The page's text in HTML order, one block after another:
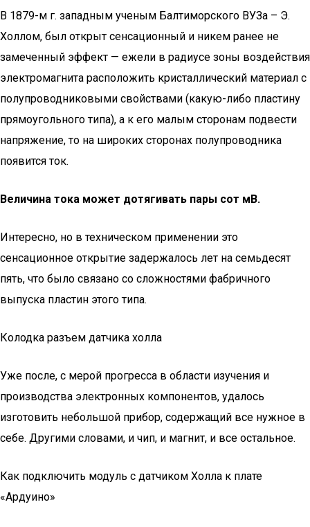
В 1879-м г. западным ученым Балтиморского ВУЗа – Э.
Холлом, был открыт сенсационный и никем ранее не
замеченный эффект — ежели в радиусе зоны воздействия
электромагнита расположить кристаллический материал с
полупроводниковыми свойствами (какую-либо пластину
прямоугольного типа), а к его малым сторонам подвести
напряжение, то на широких сторонах полупроводника
появится ток.
Величина тока может дотягивать пары сот мВ.
Интересно, но в техническом применении это
сенсационное открытие задержалось лет на семьдесят
пять, что было связано со сложностями фабричного
выпуска пластин этого типа.
Колодка разъем датчика холла
Уже после, с мерой прогресса в области изучения и
производства электронных компонентов, удалось
изготовить небольшой прибор, содержащий все нужное в
себе. Другими словами, и чип, и магнит, и все остальное.
Как подключить модуль с датчиком Холла к плате
«Ардуино»